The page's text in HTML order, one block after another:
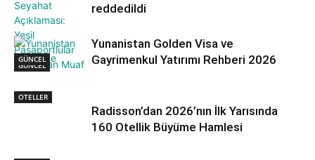
GÜNCEL
reddedildi
GÜNCEL
Yunanistan Golden Visa ve
Gayrimenkul Yatırımı Rehberi 2026
OTELLER
Radisson’dan 2026’nın İlk Yarısında
160 Otellik Büyüme Hamlesi